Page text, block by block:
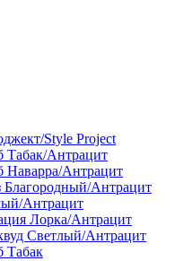
Style Project
Табак/Антрацит
Наварра/Антрацит
Благородный/Антрацит
Антрацит
Лорка/Антрацит
Светлый/Антрацит
Табак